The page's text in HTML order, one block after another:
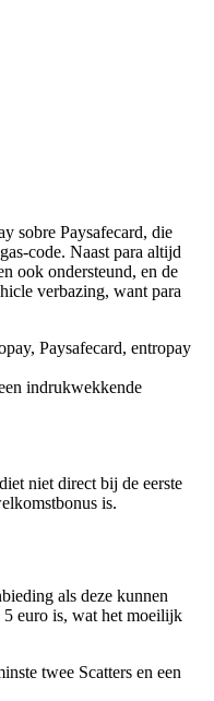
sobre Paysafecard, die
code. Naast para altijd
ook ondersteund, en de
verbazing, want para
Paysafecard, entropay
indrukwekkende
niet direct bij de eerste
is.
als deze kunnen
5 euro is, wat het moeilijk
twee Scatters en een